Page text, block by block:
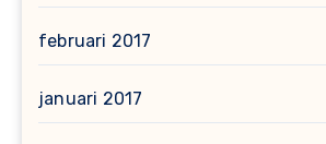
februari 2017
januari 2017